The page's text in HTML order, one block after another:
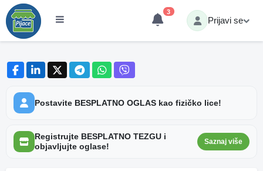
3
Prijavi se
Postavite BESPLATNO OGLAS kao fizičko lice!
Registrujte BESPLATNO TEZGU i
objavljujte oglase!
Saznaj više